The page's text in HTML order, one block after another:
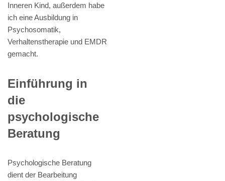
Inneren Kind, außerdem habe
ich eine Ausbildung in
Psychosomatik,
Verhaltenstherapie und EMDR
gemacht.
Einführung in
die
psychologische
Beratung
Psychologische Beratung
dient der Bearbeitung